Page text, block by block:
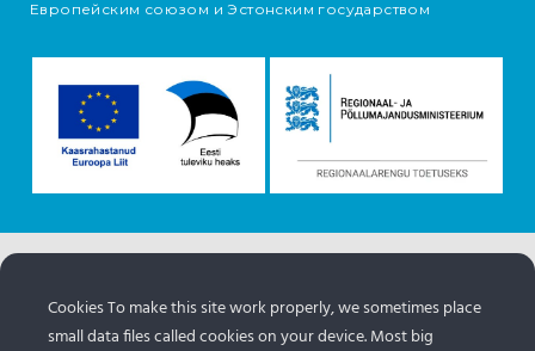
Европейским союзом и Эстонским государством
портала Эстонии.www.puhkaeestis.ee
Cookies To make this site work properly, we sometimes place
small data files called cookies on your device. Most big